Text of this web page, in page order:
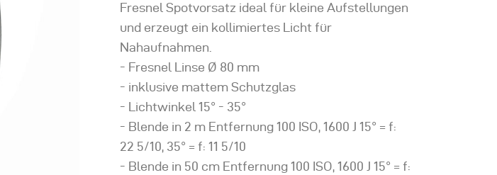
Fresnel Spotvorsatz ideal für kleine Aufstellungen
und erzeugt ein kollimiertes Licht für
Nahaufnahmen.
Fresnel Linse Ø 80 mm
inklusive mattem Schutzglas
Lichtwinkel 15° - 35°
Blende in 2 m Entfernung 100 ISO, 1600 J 15° = f:
22 5/10, 35° = f: 11 5/10
Blende in 50 cm Entfernung 100 ISO, 1600 J 15° = f: